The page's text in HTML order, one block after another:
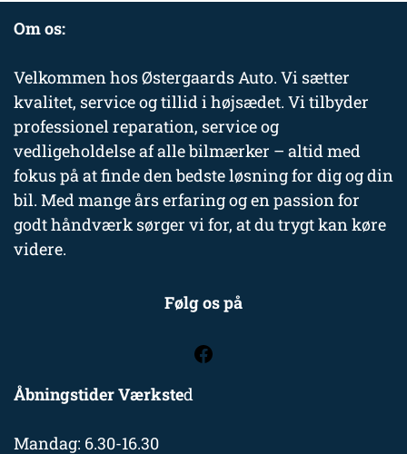
Om os:
Velkommen hos Østergaards Auto. Vi sætter
kvalitet, service og tillid i højsædet. Vi tilbyder
professionel reparation, service og
vedligeholdelse af alle bilmærker – altid med
fokus på at finde den bedste løsning for dig og din
bil. Med mange års erfaring og en passion for
godt håndværk sørger vi for, at du trygt kan køre
videre.
Følg os på
Åbningstider Værksted
Mandag: 6.30-16.30